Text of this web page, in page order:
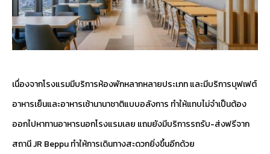
เนื่องจากโรงแรมมีบริการห้องพักหลากหลายประเภท และมีบริการบุฟเฟต์
อาหารเย็นและอาหารเช้านานาชาติแบบอลังการ ทำให้แทบไม่จำเป็นต้อง
ออกไปหาทานอาหารนอกโรงแรมเลย แถมยังมีบริการรถรับ-ส่งฟรีจาก
สถานี JR Beppu ทำให้การเดินทางสะดวกยิ่งขึ้นอีกด้วย